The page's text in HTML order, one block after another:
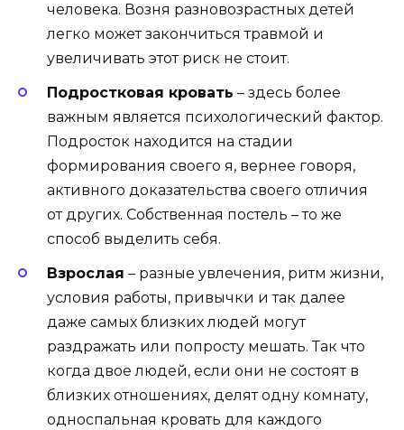
человека. Возня разновозрастных детей
легко может закончиться травмой и
увеличивать этот риск не стоит.
Подростковая кровать – здесь более
важным является психологический фактор.
Подросток находится на стадии
формирования своего я, вернее говоря,
активного доказательства своего отличия
от других. Собственная постель – то же
способ выделить себя.
Взрослая – разные увлечения, ритм жизни,
условия работы, привычки и так далее
даже самых близких людей могут
раздражать или попросту мешать. Так что
когда двое людей, если они не состоят в
близких отношениях, делят одну комнату,
односпальная кровать для каждого